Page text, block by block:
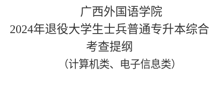
广西外国语学院
2024年退役大学生士兵普通专升本综合
考查提纲
（计算机类、电子信息类）